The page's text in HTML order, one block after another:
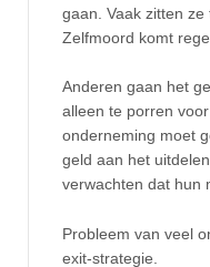
gaan. Vaak zitten ze
Zelfmoord komt
Anderen gaan het
alleen te porren
onderneming moet
geld aan het
verwachten dat hun
Probleem van veel
exit-strategie.